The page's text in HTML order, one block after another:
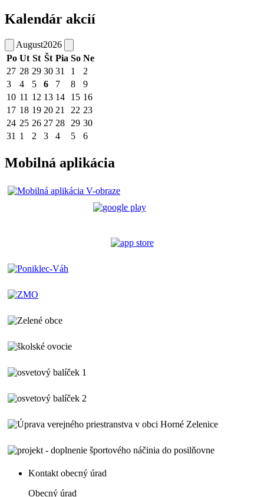
Kalendár akcií
August2026
Po Ut St Št Pia So Ne
27 28 29 30 31 1
2
3
4 5 6 7 8
9
10 11 12 13 14 15 16
17 18 19 20 21 22 23
24 25 26 27 28 29 30
31 1 2 3 4 5 6
Mobilná aplikácia
Kontakt obecný úrad
Obecný úrad